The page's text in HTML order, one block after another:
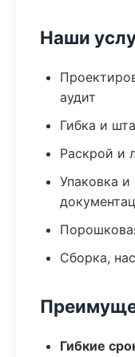
Наши
аудит
Гибка и
Раскрой и
Упаковка и
Сборка,
Гибкие